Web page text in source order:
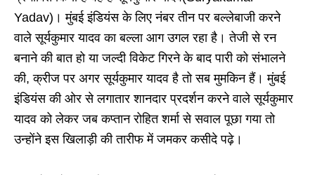
Yadav)। मुंबई इंडियंस के लिए नंबर तीन पर बल्लेबाजी करने
वाले सूर्यकुमार यादव का बल्ला आग उगल रहा है। तेजी से रन
बनाने की बात हो या जल्दी विकेट गिरने के बाद पारी को संभालने
की, क्रीज पर अगर सूर्यकुमार यादव है तो सब मुमकिन हैं। मुंबई
इंडियंस की ओर से लगातार शानदार प्रदर्शन करने वाले सूर्यकुमार
यादव को लेकर जब कप्तान रोहित शर्मा से सवाल पूछा गया तो
उन्होंने इस खिलाड़ी की तारीफ में जमकर कसीदे पढ़े।